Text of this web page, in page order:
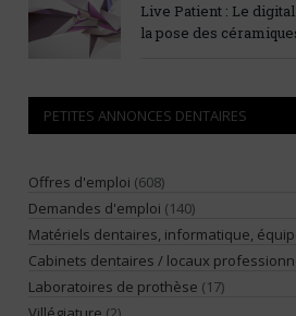
Live Patient : Le
la pose des
PETITES ANNONCES DENTAIRES
Offres d'emploi (608)
Demandes d'emploi (140)
Matériels dentaires, informatique,
Cabinets dentaires / locaux
Laboratoires de prothèse (17)